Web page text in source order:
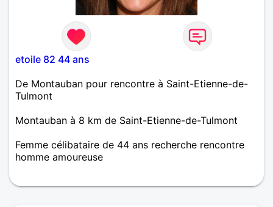
etoile 82 44 ans
De Montauban pour rencontre à Saint-Etienne-de-
Tulmont
Montauban à 8 km de Saint-Etienne-de-Tulmont
Femme célibataire de 44 ans recherche rencontre
homme amoureuse
recherche la complicité et la sincérité chez un